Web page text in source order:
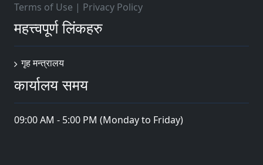
Terms of Use | Privacy Policy
महत्त्वपूर्ण लिंकहरु
गृह मन्त्रालय
कार्यालय समय
09:00 AM - 5:00 PM (Monday to Friday)